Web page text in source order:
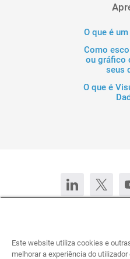
O que é
Como
ou gráfico
seus
O que é
Deutsch English (United
Este website utiliza cookies e
melhorar a experiência do